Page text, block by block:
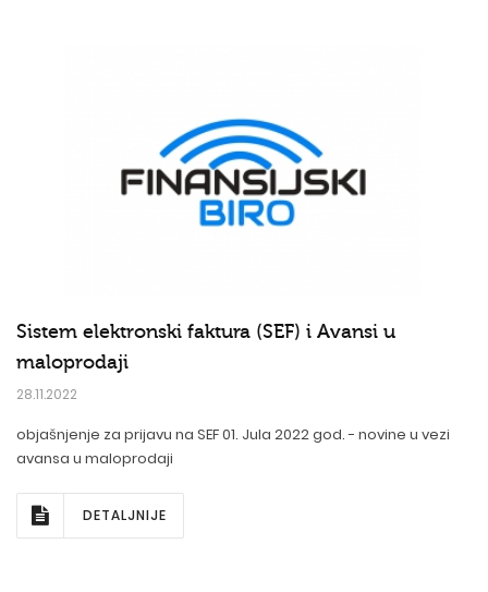
Sistem elektronski faktura (SEF) i Avansi u
maloprodaji
28.11.2022
objašnjenje za prijavu na SEF 01. Jula 2022 god. - novine u vezi
avansa u maloprodaji
DETALJNIJE